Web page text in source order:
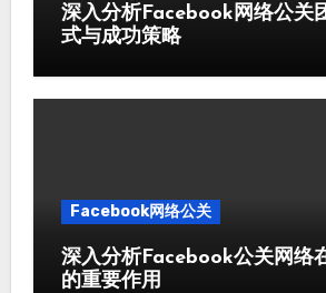
深入分析Facebook网络公关
式与成功策略
Facebook网络公关
深入分析Facebook公关网络
的重要作用